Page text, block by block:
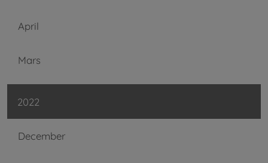
April
Mars
2022
December